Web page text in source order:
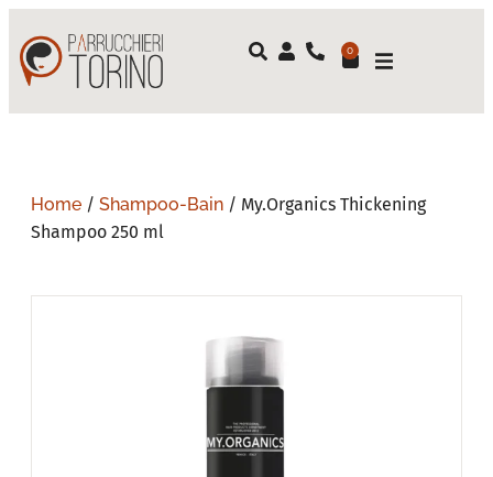
0
Home / Shampoo-Bain / My.Organics Thickening
Shampoo 250 ml